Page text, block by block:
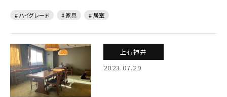
# ハイグレード # 家具 # 居室
上石神井
2023.07.29